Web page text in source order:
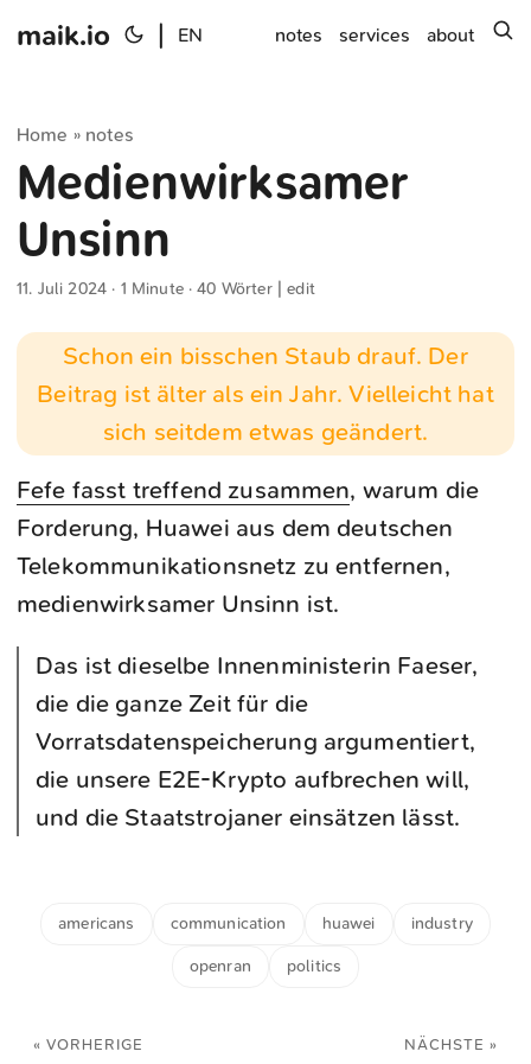
maik.io EN notes services about
Home » notes
Medienwirksamer
Unsinn
11. Juli 2024 · 1 Minute · 40 Wörter |edit
Schon ein bisschen Staub drauf. Der
Beitrag ist älter als ein Jahr. Vielleicht hat
sich seitdem etwas geändert.
Fefe fasst treffend zusammen, warum die
Forderung, Huawei aus dem deutschen
Telekommunikationsnetz zu entfernen,
medienwirksamer Unsinn ist.
Das ist dieselbe Innenministerin Faeser,
die die ganze Zeit für die
Vorratsdatenspeicherung argumentiert,
die unsere E2E-Krypto aufbrechen will,
und die Staatstrojaner einsätzen lässt.
americans communication huawei industry
openran politics
« VORHERIGE NÄCHSTE »